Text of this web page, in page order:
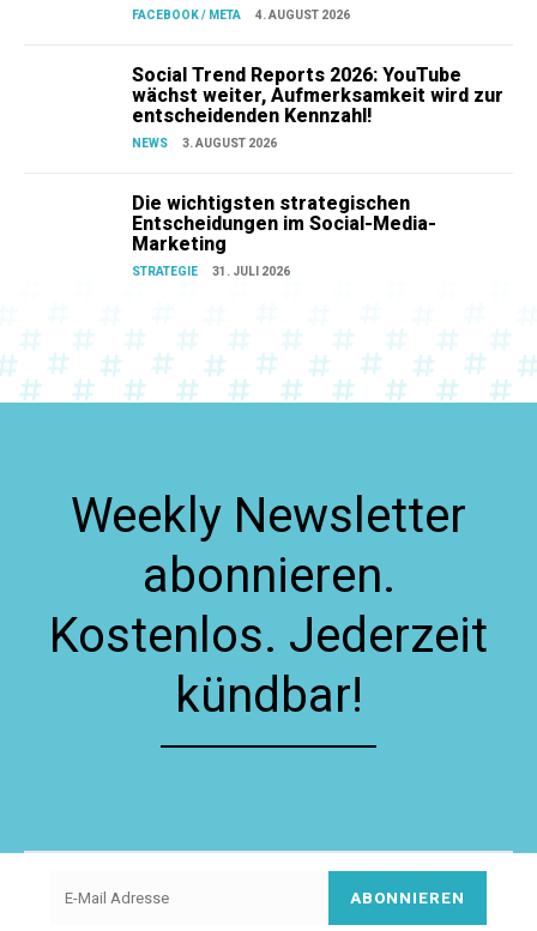
FACEBOOK / META 4. AUGUST 2026
Social Trend Reports 2026: YouTube
wächst weiter, Aufmerksamkeit wird zur
entscheidenden Kennzahl!
NEWS 3. AUGUST 2026
Die wichtigsten strategischen
Entscheidungen im Social-Media-
Marketing
STRATEGIE 31. JULI 2026
Weekly Newsletter
abonnieren.
Kostenlos. Jederzeit
kündbar!
ABONNIEREN